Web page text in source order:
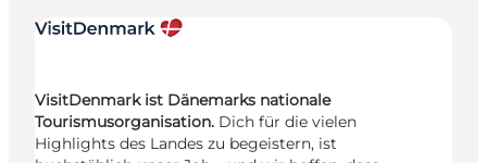
VisitDenmark ist Dänemarks nationale
Tourismusorganisation. Dich für die vielen
Highlights des Landes zu begeistern, ist